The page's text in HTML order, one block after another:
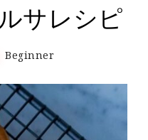
サレシピ
Beginner